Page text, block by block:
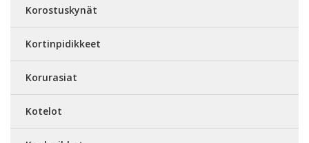
Korostuskynät
Kortinpidikkeet
Korurasiat
Kotelot